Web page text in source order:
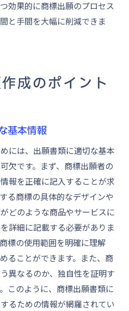
効果的に商標出願のプロセス
と手間を大幅に削減できま
成のポイント
基本情報
には、出願書類に適切な基本
欠です。まず、商標出願者の
報を正確に記入することが求
る商標の具体的なデザインや
どのような商品やサービスに
詳細に記載する必要がありま
標の使用範囲を明確に理解
ることができます。また、商
異なるのか、独自性を証明す
このように、商標出願書類に
るための情報が網羅されてい